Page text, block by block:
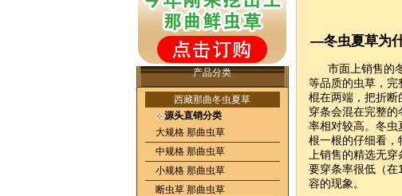
产品分类
西藏那曲冬虫夏草
源头直销分类
大规格 那曲虫草
中规格 那曲虫草
小规格 那曲虫草
断虫草 那曲虫草
—冬虫夏草为
市面上销售的冬
等品质的虫草，完
棍在两端，把折断
穿条会混在完整
率相对较高。冬虫
根一根的仔细看，
上销售的精选无
要穿条率很低（在
容的现象。